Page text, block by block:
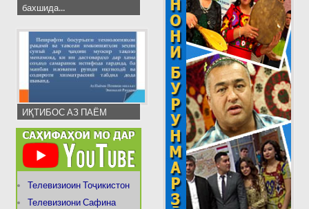
бахшида...
ИҚТИБОС АЗ ПАЁМ
Телевизиоин Тоҷикистон
Телевизиони Сафина